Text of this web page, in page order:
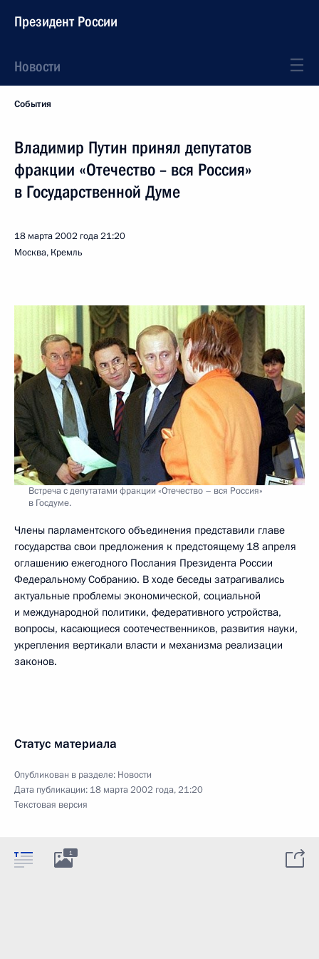
Президент России
Новости
События
Владимир Путин принял депутатов
фракции «Отечество – вся Россия»
в Государственной Думе
18 марта 2002 года21:20
Москва, Кремль
Встреча с депутатами фракции «Отечество – вся Россия»
в Госдуме.
Члены парламентского объединения представили главе
государства свои предложения к предстоящему 18 апреля
оглашению ежегодного Послания Президента России
Федеральному Собранию. В ходе беседы затрагивались
актуальные проблемы экономической, социальной
и международной политики, федеративного устройства,
вопросы, касающиеся соотечественников, развития науки,
укрепления вертикали власти и механизма реализации
законов.
Статус материала
Опубликован в разделе: Новости
Дата публикации: 18 марта 2002 года, 21:20
Текстовая версия
1